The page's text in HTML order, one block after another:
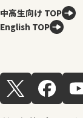
中高生向け TOP
English TOP